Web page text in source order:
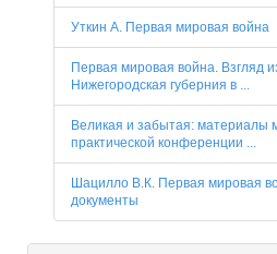
Уткин А. Первая мировая война
Первая мировая война. Взгляд
Нижегородская губерния в ...
Великая и забытая: материалы
практической конференции ...
Шацилло В.К. Первая мировая
документы